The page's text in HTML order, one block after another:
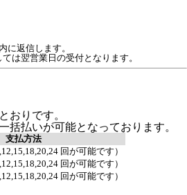
に返信します。
は翌営業日の受付となります。
おりです。
括払いが可能となっております。
支払方法
回が可能です）
回が可能です）
回が可能です）